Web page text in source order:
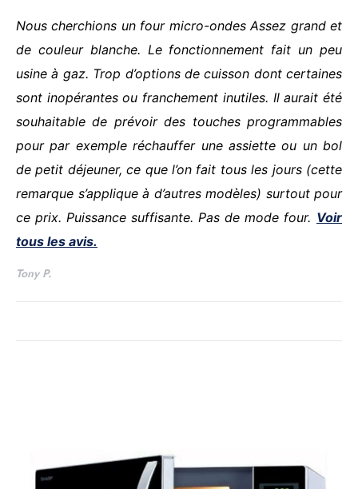
Nous cherchions un four micro-ondes Assez grand et
de couleur blanche. Le fonctionnement fait un peu
usine à gaz. Trop d’options de cuisson dont certaines
sont inopérantes ou franchement inutiles. Il aurait été
souhaitable de prévoir des touches programmables
pour par exemple réchauffer une assiette ou un bol
de petit déjeuner, ce que l’on fait tous les jours (cette
remarque s’applique à d’autres modèles) surtout pour
ce prix. Puissance suffisante. Pas de mode four. Voir
tous les avis.
Tony P.